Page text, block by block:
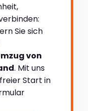
Sie sich
von
. Mit uns
Start in